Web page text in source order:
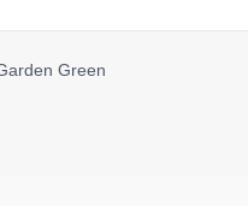
Green